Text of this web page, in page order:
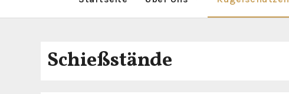
Schießstände